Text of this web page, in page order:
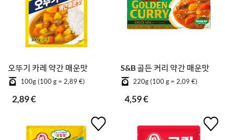
오뚜기 카레 약간 매운맛
100g (100 g = 2,89 €)
2,89 €
S&B 골든 커리 약간 매운맛
220g (100 g = 2,09 €)
4,59 €